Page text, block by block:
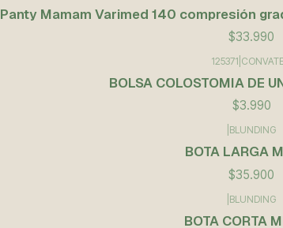
Panty Mamam Varimed 140 compresión
$33.990
125371
BOLSA COLOSTOMIA DE
$3.990
BLUNDING
BOTA LARGA
$35.900
BLUNDING
BOTA CORTA